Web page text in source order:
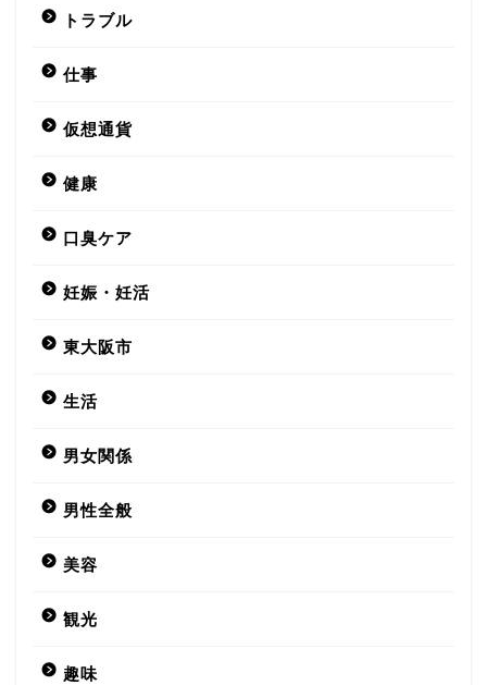
トラブル
仕事
仮想通貨
健康
口臭ケア
妊娠・妊活
東大阪市
生活
男女関係
男性全般
美容
観光
趣味